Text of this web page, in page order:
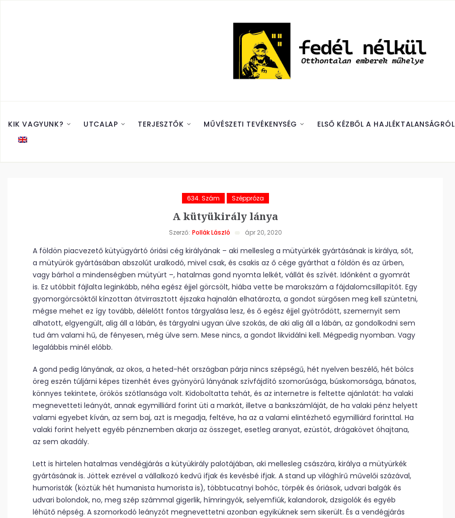
KIK VAGYUNK? UTCALAP TERJESZTŐK MŰVÉSZETI TEVÉKENYSÉG ELSŐ KÉZBŐL A HAJLÉKTALANSÁGRÓL
634. Szám Széppróza
A kütyükirály lánya
Szerző: Pollák László ápr 20, 2020
A földön piacvezető kütyügyártó óriási cég királyának – aki mellesleg a mütyürkék gyártásának is királya, sőt,
a mütyürök gyártásában abszolút uralkodó, mivel csak, és csakis az ő cége gyárthat a földön és az űrben,
vagy bárhol a mindenségben mütyürt –, hatalmas gond nyomta lelkét, vállát és szívét. Időnként a gyomrát
is. Ez utóbbit fájlalta leginkább, néha egész éjjel görcsölt, hiába vette be marokszám a fájdalomcsillapítót. Egy
gyomorgörcsöktől kínzottan átvirrasztott éjszaka hajnalán elhatározta, a gondot sürgősen meg kell szüntetni,
mégse mehet ez így tovább, délelőtt fontos tárgyalása lesz, és ő egész éjjel gyötrődött, szemernyit sem
alhatott, elgyengült, alig áll a lábán, és tárgyalni ugyan ülve szokás, de aki alig áll a lábán, az gondolkodni sem
tud ám valami hű, de fényesen, még ülve sem. Mese nincs, a gondot likvidálni kell. Mégpedig nyomban. Vagy
legalábbis minél előbb.
A gond pedig lányának, az okos, a heted-hét országban párja nincs szépségű, hét nyelven beszélő, hét bölcs
öreg eszén túljárni képes tizenhét éves gyönyörű lányának szívfájdító szomorúsága, búskomorsága, bánatos,
könnyes tekintete, örökös szótlansága volt. Kidoboltatta tehát, és az internetre is feltette ajánlatát: ha valaki
megnevetteti leányát, annak egymilliárd forint üti a markát, illetve a bankszámláját, de ha valaki pénz helyett
valami egyebet kíván, az sem baj, azt is megadja, feltéve, ha az a valami elintézhető egymilliárd forinttal. Ha
valaki forint helyett egyéb pénznemben akarja az összeget, esetleg aranyat, ezüstöt, drágakövet óhajtana,
az sem akadály.
Lett is hirtelen hatalmas vendégjárás a kütyükirály palotájában, aki mellesleg császára, királya a mütyürkék
gyártásának is. Jöttek ezrével a vállalkozó kedvű ifjak és kevésbé ifjak. A stand up világhírű művelői százával,
humoristák (köztük hét humanista humorista is), többtucatnyi bohóc, törpék és óriások, udvari balgák és
udvari bolondok, no, meg szép számmal gigerlik, hímringyók, selyemfiúk, kalandorok, dzsigolók és egyéb
léhűtő népség. A szomorkodó leányzót megnevettetni azonban egyiküknek sem sikerült. És a vendégjárás